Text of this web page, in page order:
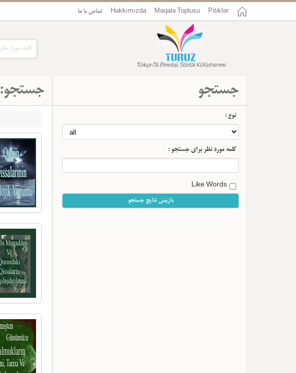
Pitiklər
Məqalə Toplusu
Hakkımızda تماس با ما
جستجو: جستجو
نوع :
کلمه مورد نظر برای جستجو :
Like Words